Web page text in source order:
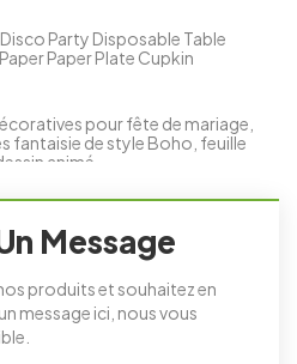
Party Disposable Table
Paper Plate Cupkin
pour fête de mariage,
fantaisie de style Boho, feuille
animé
Message
produits et souhaitez en
message ici, nous vous